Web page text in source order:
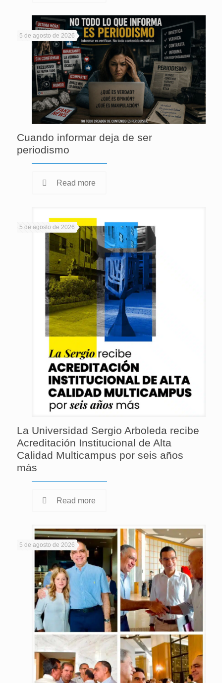
5 de agosto de 2026
Cuando informar deja de ser
periodismo
Read more
5 de agosto de 2026
La Universidad Sergio Arboleda recibe
Acreditación Institucional de Alta
Calidad Multicampus por seis años
más
Read more
5 de agosto de 2026